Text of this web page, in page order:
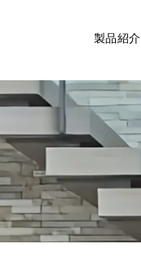
製品紹介